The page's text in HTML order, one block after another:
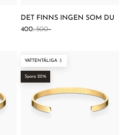
DET FINNS INGEN SOM DU
REA-pris
400:-Pris
500:-
VATTENTÅLIGA 💧
Spara 20%